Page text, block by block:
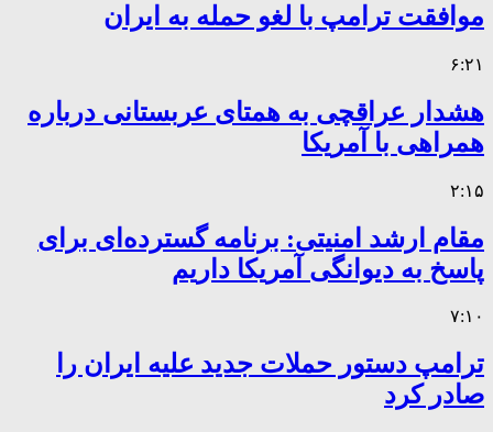
موافقت ترامپ با لغو حمله به ایران
۶:۲۱
هشدار عراقچی به همتای عربستانی درباره
همراهی با آمریکا
۲:۱۵
مقام ارشد امنیتی: برنامه گسترده‌ای برای
پاسخ به دیوانگی آمریکا داریم
۷:۱۰
ترامپ دستور حملات جدید علیه ایران را
صادر کرد